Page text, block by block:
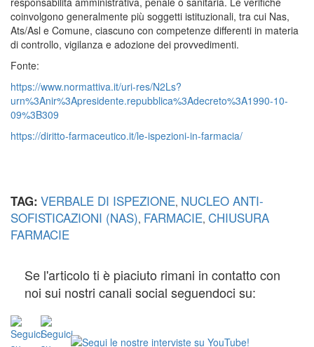
coinvolgono generalmente più soggetti istituzionali, tra cui Nas,
Ats/Asl e Comune, ciascuno con competenze differenti in materia
di controllo, vigilanza e adozione dei provvedimenti.
Fonte:
https://www.normattiva.it/uri-res/N2Ls?
urn%3Anir%3Apresidente.repubblica%3Adecreto%3A1990-10-
09%3B309
https://diritto-farmaceutico.it/le-ispezioni-in-farmacia/
TAG: VERBALE DI ISPEZIONE, NUCLEO ANTI-
SOFISTICAZIONI (NAS), FARMACIE, CHIUSURA
FARMACIE
Se l'articolo ti è piaciuto rimani in contatto con
noi sui nostri canali social seguendoci su: